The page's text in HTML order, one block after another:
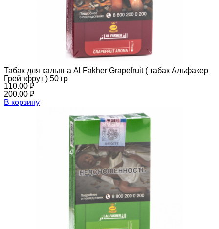
Табак для кальяна Al Fakher Grapefruit ( табак Альфакер
Грейпфрут ) 50 гр
110.00 ₽
200.00 ₽
В корзину